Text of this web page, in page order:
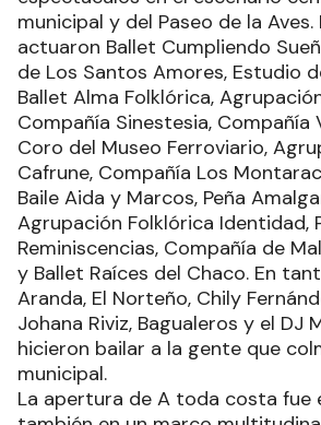
municipal y del Paseo de la
actuaron Ballet Cumpliendo
de Los Santos Amores, Estudio
Ballet Alma Folklórica,
Compañía Sinestesia, Compañía
Coro del Museo Ferroviario,
Cafrune, Compañía Los
Baile Aida y Marcos, Peña
Agrupación Folklórica Identidad,
Reminiscencias, Compañía de
y Ballet Raíces del Chaco. En
Aranda, El Norteño, Chily
Johana Riviz, Bagualeros y el DJ
hicieron bailar a la gente que
municipal.
La apertura de A toda costa fue